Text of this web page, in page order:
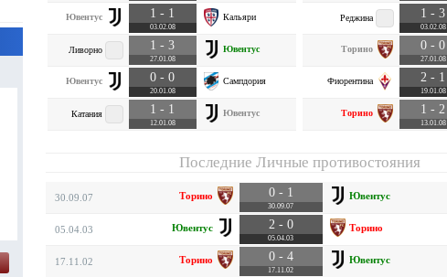
Ювентус 1 - 1
03.02.08
Кальяри
Ливорно 1 - 3
27.01.08
Ювентус
Ювентус 0 - 0
20.01.08
Сампдория
Катания 1 - 1
12.01.08
Ювентус
Реджина 1 - 3
03.02.08
Торино 0 - 0
27.01.08
Фиорентина 2 - 1
19.01.08
Торино 1 - 2
13.01.08
Последние Личные противостояния
30.09.07 Торино 0 - 1
30.09.07
Ювентус
05.04.03 Ювентус 2 - 0
05.04.03
Торино
17.11.02 Торино 0 - 4
17.11.02
Ювентус